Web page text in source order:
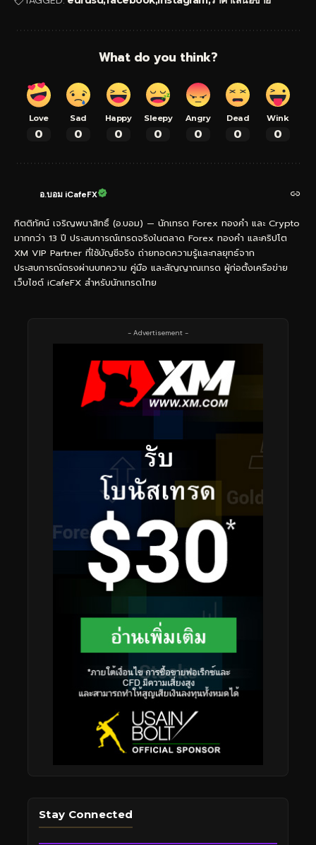
What do you think?
Love
0
Sad
0
Happy
0
Sleepy
0
Angry
0
Dead
0
Wink
0
อ.บอม iCafeFX
กิตติทัศน์ เจริญพนาสิทธิ์ (อ.บอม) — นักเทรด Forex ทองคำ และ Crypto
มากกว่า 13 ปี ประสบการณ์เทรดจริงในตลาด Forex ทองคำ และคริปโต
XM VIP Partner ที่ใช้บัญชีจริง ถ่ายทอดความรู้และกลยุทธ์จาก
ประสบการณ์ตรงผ่านบทความ คู่มือ และสัญญาณเทรด ผู้ก่อตั้งเครือข่าย
เว็บไซต์ iCafeFX สำหรับนักเทรดไทย
- Advertisement -
Stay Connected